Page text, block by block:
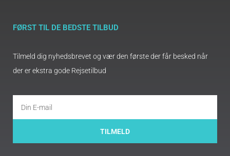
FØRST TIL DE BEDSTE TILBUD
Tilmeld dig nyhedsbrevet og vær den første der får besked når
der er ekstra gode Rejsetilbud
TILMELD